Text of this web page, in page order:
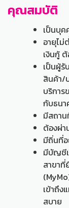
คุณสมบัติ
เป็นบุ
อายุไม่
เงินกู้
เป็นผู้รั
สินค้า/
บริการ
กับธนา
มีสถาน
ต้องผ่า
มีถิ่นที่
มีบัญชีเ
สาขาที่
เข้าถึง
สบาย